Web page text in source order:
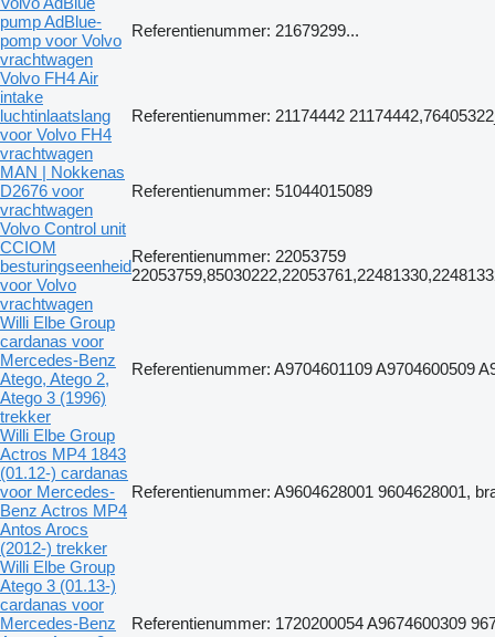
pump AdBlue-
pomp voor Volvo
vrachtwagen
Referentienummer: 21679299...
Volvo FH4 Air
intake
luchtinlaatslang
voor Volvo FH4
vrachtwagen
Referentienummer: 21174442
MAN | Nokkenas
D2676 voor
vrachtwagen
Referentienummer: 51044015089
Volvo Control unit
CCIOM
besturingseenheid
voor Volvo
vrachtwagen
Referentienummer: 22053759
Willi Elbe Group
cardanas voor
Mercedes-Benz
Atego, Atego 2,
Atego 3 (1996)
trekker
Referentienummer: A9704601109 A9704600509
Willi Elbe Group
Actros MP4 1843
(01.12-) cardanas
voor Mercedes-
Benz Actros MP4
Antos Arocs
(2012-) trekker
Referentienummer: A9604628001 9604628001,
Willi Elbe Group
Atego 3 (01.13-)
cardanas voor
Mercedes-Benz
Referentienummer: 1720200054 A9674600309